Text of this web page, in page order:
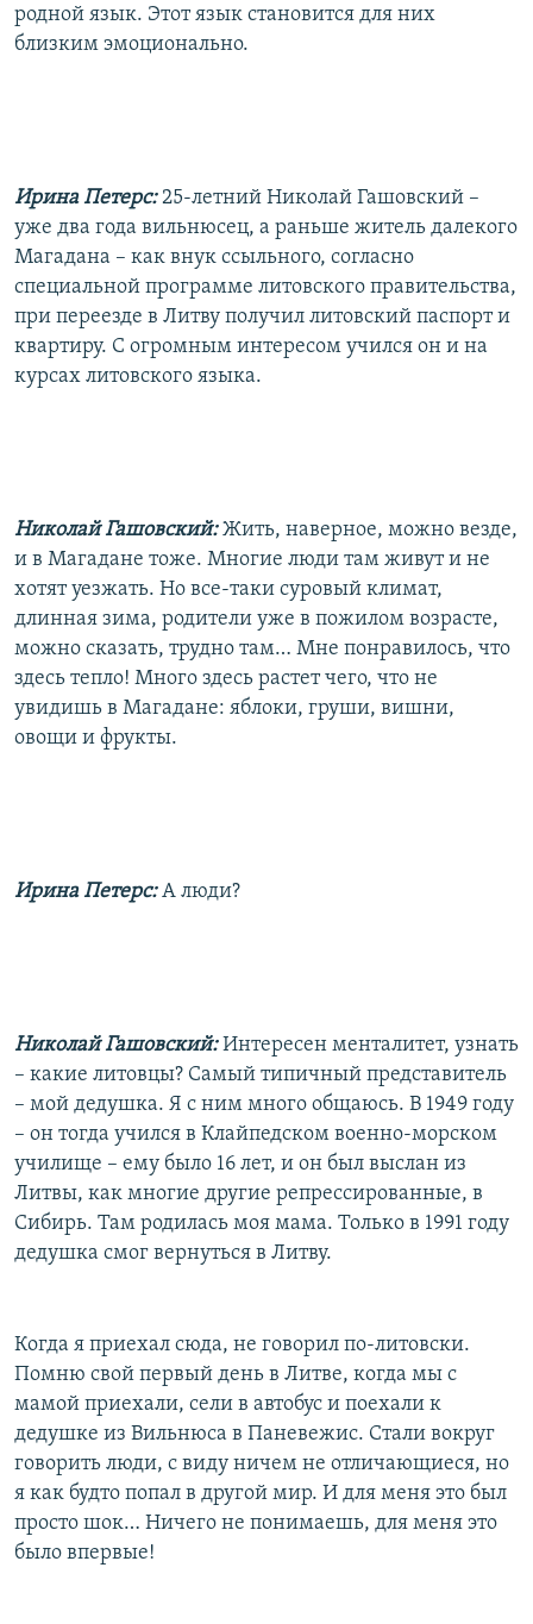
родной язык. Этот язык становится для них
близким эмоционально.
Ирина Петерс:25-летний Николай Гашовский –
уже два года вильнюсец, а раньше житель далекого
Магадана – как внук ссыльного, согласно
специальной программе литовского правительства,
при переезде в Литву получил литовский паспорт и
квартиру. С огромным интересом учился он и на
курсах литовского языка.
Николай Гашовский:Жить, наверное, можно везде,
и в Магадане тоже. Многие люди там живут и не
хотят уезжать. Но все-таки суровый климат,
длинная зима, родители уже в пожилом возрасте,
можно сказать, трудно там… Мне понравилось, что
здесь тепло! Много здесь растет чего, что не
увидишь в Магадане: яблоки, груши, вишни,
овощи и фрукты.
Ирина Петерс:А люди?
Николай Гашовский:Интересен менталитет, узнать
– какие литовцы? Самый типичный представитель
– мой дедушка. Я с ним много общаюсь. В 1949 году
– он тогда учился в Клайпедском военно-морском
училище – ему было 16 лет, и он был выслан из
Литвы, как многие другие репрессированные, в
Сибирь. Там родилась моя мама. Только в 1991 году
дедушка смог вернуться в Литву.
Когда я приехал сюда, не говорил по-литовски.
Помню свой первый день в Литве, когда мы с
мамой приехали, сели в автобус и поехали к
дедушке из Вильнюса в Паневежис. Стали вокруг
говорить люди, с виду ничем не отличающиеся, но
я как будто попал в другой мир. И для меня это был
просто шок… Ничего не понимаешь, для меня это
было впервые!